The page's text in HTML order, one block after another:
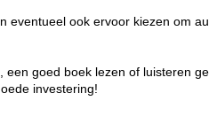
eventueel ook ervoor kiezen om
goed boek lezen of luisteren
investering!